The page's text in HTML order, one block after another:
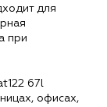
для
при
67l
офисах,